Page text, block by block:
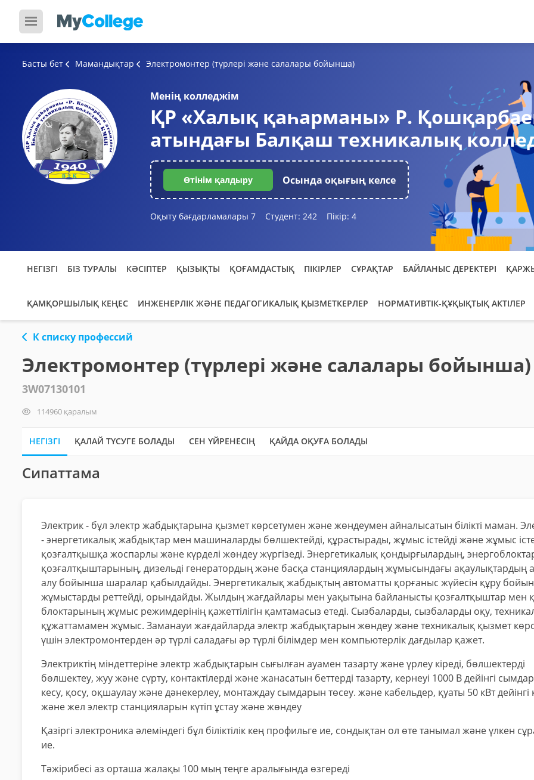
Басты бет Мамандықтар Электромонтер (түрлері және салалары бойынша)
Менің колледжім
ҚР «Халық қаһарманы» Р.
атындағы Балқаш техникалық
Өтінім қалдыру Осында оқығың келсе
Оқыту бағдарламалары 7 Студент: 242 Пікір: 4
НЕГІЗГІ БІЗ ТУРАЛЫ КӘСІПТЕР ҚЫЗЫҚТЫ ҚОҒАМДАСТЫҚ ПІКІРЛЕР СҰРАҚТАР БАЙЛАНЫС ДЕРЕКТЕРІ
ҚАМҚОРШЫЛЫҚ КЕҢЕС ИНЖЕНЕРЛІК ЖӘНЕ ПЕДАГОГИКАЛЫҚ ҚЫЗМЕТКЕРЛЕР НОРМАТИВТІК-ҚҰҚЫҚТЫҚ АКТІЛЕР
К списку профессий
Электромонтер (түрлері және салалары бойынша)
3W07130101
114960 қаралым
НЕГІЗГІ ҚАЛАЙ ТҮСУГЕ БОЛАДЫ СЕН ҮЙРЕНЕСІҢ ҚАЙДА ОҚУҒА БОЛАДЫ
Сипаттама
Электрик - бұл электр жабдықтарына қызмет көрсетумен және жөндеумен айналысатын білікті маман.
- энергетикалық жабдықтар мен машиналарды бөлшектейді, құрастырады, жұмыс істейді және жұмыс
қозғалтқышқа жоспарлы және күрделі жөндеу жүргізеді. Энергетикалық қондырғылардың,
қозғалтқыштарының, дизельді генератордың және басқа станциялардың жұмысындағы ақаулықтардың
алу бойынша шаралар қабылдайды. Энергетикалық жабдықтың автоматты қорғаныс жүйесін құру
жұмыстарды реттейді, орындайды. Жылдың жағдайлары мен уақытына байланысты қозғалтқыштар мен
блоктарының жұмыс режимдерінің қажеттілігін қамтамасыз етеді. Сызбаларды, сызбаларды оқу,
құжаттамамен жұмыс. Заманауи жағдайларда электр жабдықтарын жөндеу және техникалық қызмет
үшін электромонтерден әр түрлі саладағы әр түрлі білімдер мен компьютерлік дағдылар қажет.
Электриктің міндеттеріне электр жабдықтарын сығылған ауамен тазарту және үрлеу кіреді, бөлшектерді
бөлшектеу, жуу және сүрту, контактілерді және жанасатын беттерді тазарту, кернеуі 1000 В дейінгі
кесу, қосу, оқшаулау және дәнекерлеу, монтаждау сымдарын төсеу. және кабельдер, қуаты 50 кВт дейінгі
және жел электр станцияларын күтіп ұстау және жөндеу
Қазіргі электроника әлеміндегі бұл біліктілік кең профильге ие, сондықтан ол өте танымал және үлкен
ие.
Тәжірибесі аз орташа жалақы 100 мың теңге аралығында өзгереді